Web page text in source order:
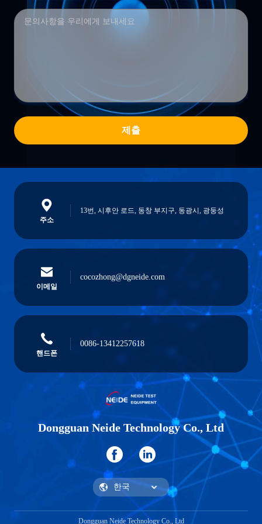
제출
주소
13번, 시후안 로드, 동창 부지구, 동광시, 광둥성
이메일
cocozhong@dgneide.com
핸드폰
0086-13412257618
Dongguan Neide Technology Co., Ltd
Dongguan Neide Technology Co., Ltd